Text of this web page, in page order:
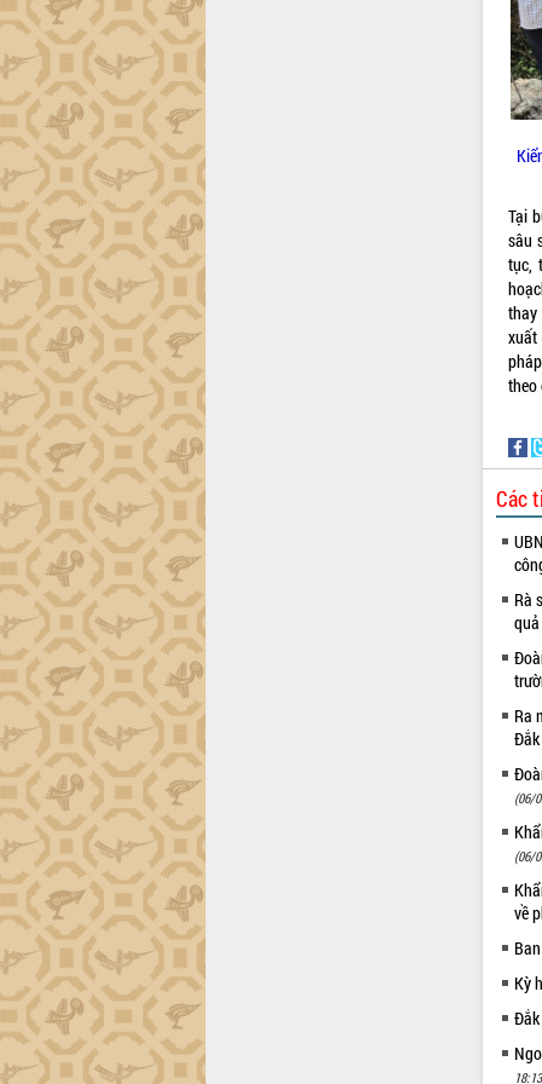
Tại
sâu
tục,
thay
xuất
theo
Các
Rà
Ra
Đắk
(06/
(06/
về
Kỳ